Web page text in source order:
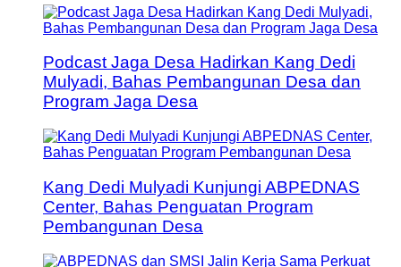
Podcast Jaga Desa Hadirkan Kang Dedi
Mulyadi, Bahas Pembangunan Desa dan
Program Jaga Desa
Kang Dedi Mulyadi Kunjungi ABPEDNAS
Center, Bahas Penguatan Program
Pembangunan Desa